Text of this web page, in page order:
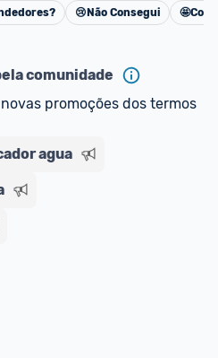
de um vendedor Oficial
pode contar ajuda da
ou acionar os
do Fale com o Promobit.
Cancelar
😢 Não Consegui 🤩
comunidade
promoções dos termos
agua